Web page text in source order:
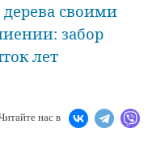
своими
забор
лет
нас в